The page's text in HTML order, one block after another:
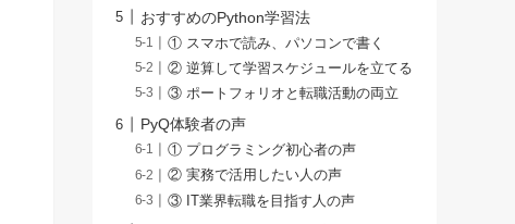
おすすめのPython学習法
① スマホで読み、パソコンで書く
② 逆算して学習スケジュールを立てる
③ ポートフォリオと転職活動の両立
PyQ体験者の声
① プログラミング初心者の声
② 実務で活用したい人の声
③ IT業界転職を目指す人の声